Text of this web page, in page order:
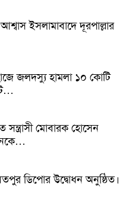
ইসলামাবাদে দূরপাল্লার
জলদস্যু হামলা ১০ কোটি
সন্ত্রাসী মোবারক হোসেন
ডিপোর উদ্বোধন অনুষ্ঠিত।